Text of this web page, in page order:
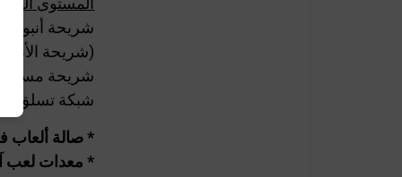
شريحة أنبوبية
(شريحة الأنبوب 3 أجزاء منحنية وفتحة الخروج).
شريحة
شبكة تسلق
* صالة ألعاب
* معدات لعب